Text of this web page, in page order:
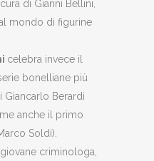
cura di Gianni Bellini,
mondo di figurine
celebra invece il
bonelliane più
Giancarlo Berardi
anche il primo
Soldi).
criminologa,